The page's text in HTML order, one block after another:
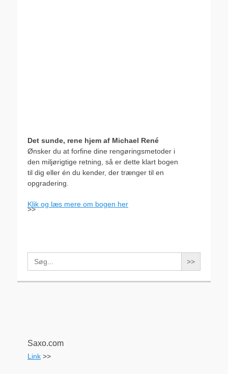
Det sunde, rene hjem af Michael René
Ønsker du at forfine dine rengøringsmetoder i
den miljørigtige retning, så er dette klart bogen
til dig eller én du kender, der trænger til en
opgradering.
Klik og læs mere om bogen her
>>
Search
for:
Saxo.com
Link >>